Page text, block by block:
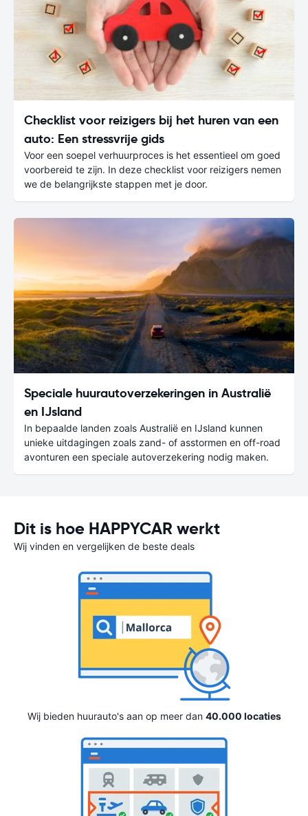
Checklist voor reizigers bij het huren van een
auto: Een stressvrije gids
Voor een soepel verhuurproces is het essentieel om goed
voorbereid te zijn. In deze checklist voor reizigers nemen
we de belangrijkste stappen met je door.
Speciale huurautoverzekeringen in Australië
en IJsland
In bepaalde landen zoals Australië en IJsland kunnen
unieke uitdagingen zoals zand- of asstormen en off-road
avonturen een speciale autoverzekering nodig maken.
Dit is hoe HAPPYCAR werkt
Wij vinden en vergelijken de beste deals
Wij bieden huurauto's aan op meer dan 40.000 locaties